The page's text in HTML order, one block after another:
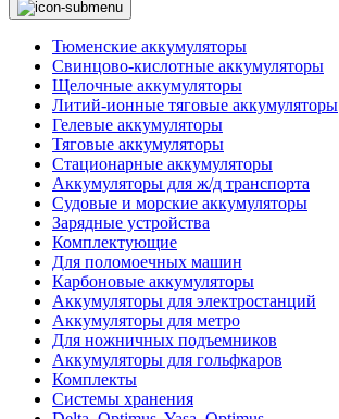
Тюменские аккумуляторы
Свинцово-кислотные аккумуляторы
Щелочные аккумуляторы
Литий-ионные тяговые аккумуляторы
Гелевые аккумуляторы
Тяговые аккумуляторы
Стационарные аккумуляторы
Аккумуляторы для ж/д транспорта
Судовые и морские аккумуляторы
Зарядные устройства
Комплектующие
Для поломоечных машин
Карбоновые аккумуляторы
Аккумуляторы для электростанций
Аккумуляторы для метро
Для ножничных подъемников
Аккумуляторы для гольфкаров
Комплекты
Системы хранения